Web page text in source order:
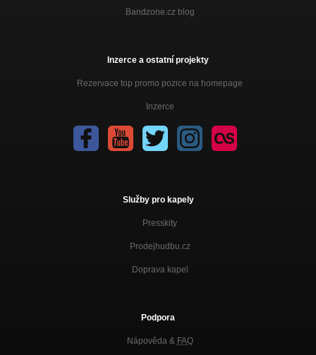
Bandzone.cz blog
Inzerce a ostatní projekty
Rezervace top promo pozice na homepage
Inzerce
Služby pro kapely
Presskity
Prodejhudbu.cz
Doprava kapel
Podpora
Nápověda & FAQ